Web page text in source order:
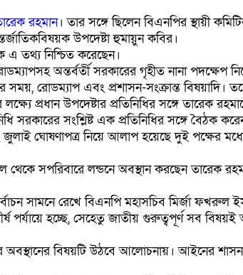
রহমান। তার সঙ্গে ছিলেন বিএনপির স্থায়ী
উপদেষ্টা হুমায়ুন কবির।
তথ্য নিশ্চিত করেছেন।
অন্তর্বর্তী সরকারের গৃহীত নানা পদক্ষেপ
রোডম্যাপ এবং প্রশাসন-সংক্রান্ত বিষয়াদি।
প্রধান উপদেষ্টার প্রতিনিধির সঙ্গে তারেক
সংশ্লিষ্ট এক প্রতিনিধির সঙ্গে বৈঠক
জুলাই ঘোষণাপত্র নিয়ে আলাপ হয়েছে দুই পক্ষের
সপরিবারে লন্ডনে অবস্থান করছেন তারেক
সামনে রেখে বিএনপি মহাসচিব মির্জা ফখরুল
পর্যায়ে হচ্ছে, সেহেতু জাতীয় গুরুত্বপূর্ণ সব
বিষয়টি উঠবে আলোচনায়। আইনের